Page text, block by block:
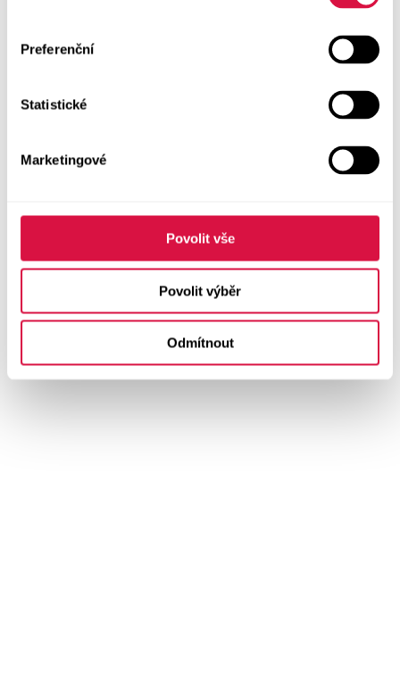
Preferenční
Statistické
Marketingové
Povolit vše
Povolit výběr
Odmítnout